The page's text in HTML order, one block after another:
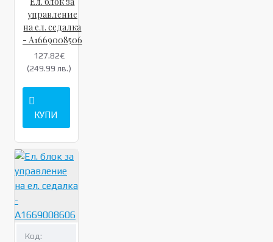
управление
на ел. седалка
- A1669008506
127.82€
(249.99 лв.)
КУПИ
Код: